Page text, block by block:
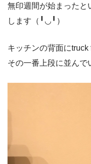
無印週間が始まったと
します（╹◡╹）
キッチンの背面にtruck
その一番上段に並んで